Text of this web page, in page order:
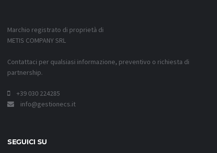
Marchio registrato di proprietà di
METIS COMPANY SRL
Contattaci per qualsiasi informazione, preventivo o richiesta di
partnership.
+39 030 224285
info@gestionecs.it
SEGUICI SU